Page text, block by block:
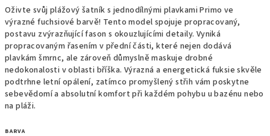
Oživte svůj plážový šatník s jednodílnými plavkami Primo ve
výrazné fuchsiové barvě! Tento model spojuje propracovaný,
postavu zvýrazňující fason s okouzlujícími detaily. Vyniká
propracovaným řasením v přední části, které nejen dodává
plavkám šmrnc, ale zároveň důmyslně maskuje drobné
nedokonalosti v oblasti bříška. Výrazná a energetická fuksie skvěle
podtrhne letní opálení, zatímco promyšlený střih vám poskytne
sebevědomí a absolutní komfort při každém pohybu u bazénu nebo
na pláži.
BARVA